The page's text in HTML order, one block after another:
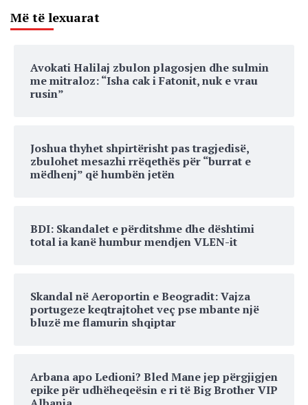
Më të lexuarat
Avokati Halilaj zbulon plagosjen dhe sulmin
me mitraloz: “Isha cak i Fatonit, nuk e vrau
rusin”
Joshua thyhet shpirtërisht pas tragjedisë,
zbulohet mesazhi rrëqethës për “burrat e
mëdhenj” që humbën jetën
BDI: Skandalet e përditshme dhe dështimi
total ia kanë humbur mendjen VLEN-it
Skandal në Aeroportin e Beogradit: Vajza
portugeze keqtrajtohet veç pse mbante një
bluzë me flamurin shqiptar
Arbana apo Ledioni? Bled Mane jep përgjigjen
epike për udhëheqeësin e ri të Big Brother VIP